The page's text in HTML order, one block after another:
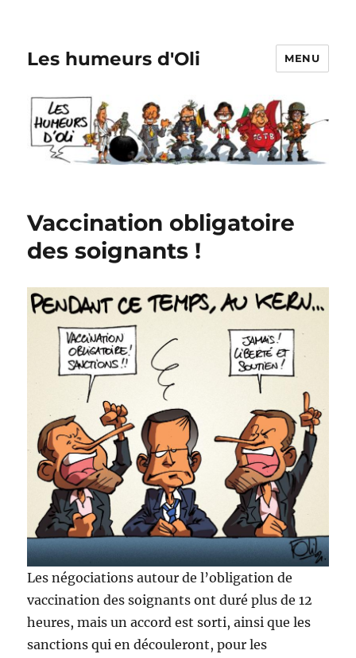
Les humeurs d'Oli MENU
Vaccination obligatoire
des soignants !
Les négociations autour de l’obligation de
vaccination des soignants ont duré plus de 12
heures, mais un accord est sorti, ainsi que les
sanctions qui en découleront, pour les